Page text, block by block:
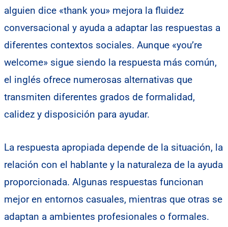
alguien dice «thank you» mejora la fluidez
conversacional y ayuda a adaptar las respuestas a
diferentes contextos sociales. Aunque «you’re
welcome» sigue siendo la respuesta más común,
el inglés ofrece numerosas alternativas que
transmiten diferentes grados de formalidad,
calidez y disposición para ayudar.
La respuesta apropiada depende de la situación, la
relación con el hablante y la naturaleza de la ayuda
proporcionada. Algunas respuestas funcionan
mejor en entornos casuales, mientras que otras se
adaptan a ambientes profesionales o formales.